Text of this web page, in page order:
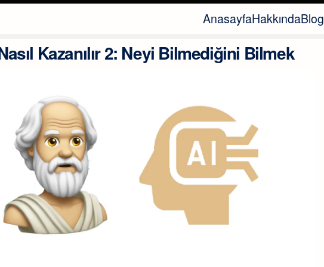
AnasayfaHakkındaBlog
Kazanılır 2: Neyi Bilmediğini Bilmek